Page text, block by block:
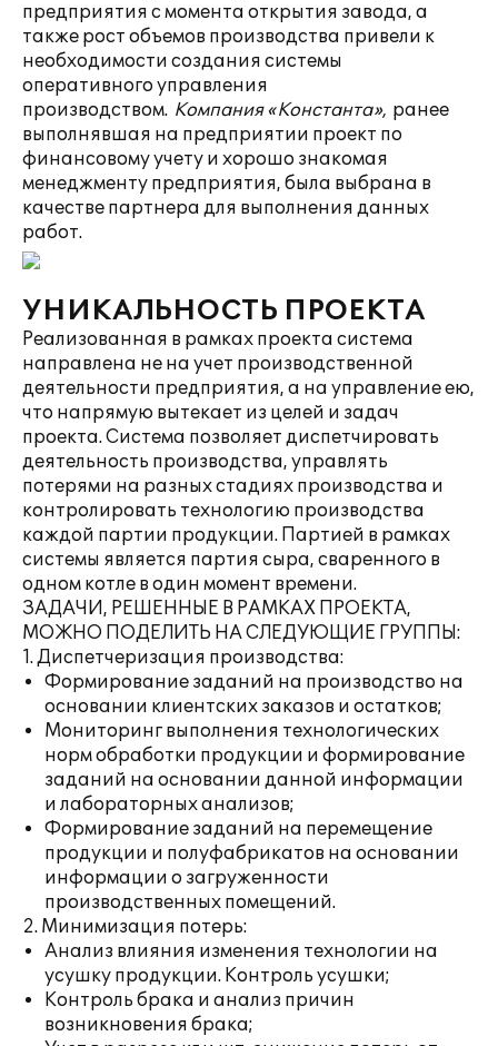
предприятия с момента открытия завода, а
также рост объемов производства привели к
необходимости создания системы
оперативного управления
производством. Компания «Константа», ранее
выполнявшая на предприятии проект по
финансовому учету и хорошо знакомая
менеджменту предприятия, была выбрана в
качестве партнера для выполнения данных
работ.
УНИКАЛЬНОСТЬ ПРОЕКТА
Реализованная в рамках проекта система
направлена не на учет производственной
деятельности предприятия, а на управление ею,
что напрямую вытекает из целей и задач
проекта. Система позволяет диспетчировать
деятельность производства, управлять
потерями на разных стадиях производства и
контролировать технологию производства
каждой партии продукции. Партией в рамках
системы является партия сыра, сваренного в
одном котле в один момент времени.
ЗАДАЧИ, РЕШЕННЫЕ В РАМКАХ ПРОЕКТА,
МОЖНО ПОДЕЛИТЬ НА СЛЕДУЮЩИЕ ГРУППЫ:
1. Диспетчеризация производства:
Формирование заданий на производство на
основании клиентских заказов и остатков;
Мониторинг выполнения технологических
норм обработки продукции и формирование
заданий на основании данной информации
и лабораторных анализов;
Формирование заданий на перемещение
продукции и полуфабрикатов на основании
информации о загруженности
производственных помещений.
2. Минимизация потерь:
Анализ влияния изменения технологии на
усушку продукции. Контроль усушки;
Контроль брака и анализ причин
возникновения брака;